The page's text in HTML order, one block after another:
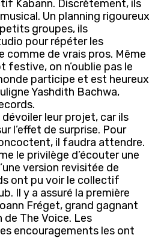
Kabann. Discrètement, ils
Un planning rigoureux
groupes, ils
pour répéter les
comme de vrais pros. Même
festive, on n’oublie pas le
participe et est heureux
Yashdith Bachwa,
leur projet, car ils
l’effet de surprise. Pour
il faudra attendre.
le privilège d’écouter une
version revisitée de
ont pu voir le collectif
Il y a assuré la première
Fréget, grand gagnant
The Voice. Les
encouragements les ont